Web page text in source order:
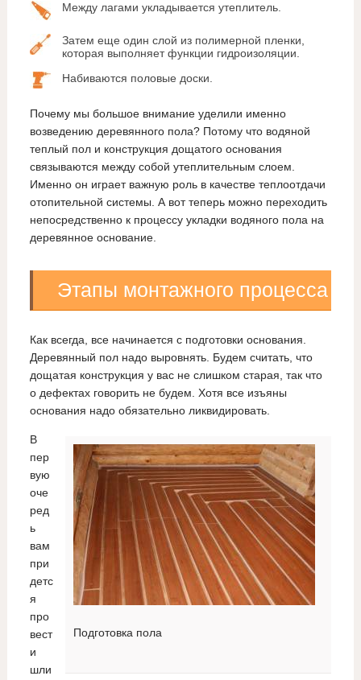
Между лагами укладывается утеплитель.
Затем еще один слой из полимерной пленки,
которая выполняет функции гидроизоляции.
Набиваются половые доски.
Почему мы большое внимание уделили именно
возведению деревянного пола? Потому что водяной
теплый пол и конструкция дощатого основания
связываются между собой утеплительным слоем.
Именно он играет важную роль в качестве теплоотдачи
отопительной системы. А вот теперь можно переходить
непосредственно к процессу укладки водяного пола на
деревянное основание.
Этапы монтажного процесса
Как всегда, все начинается с подготовки основания.
Деревянный пол надо выровнять. Будем считать, что
дощатая конструкция у вас не слишком старая, так что
о дефектах говорить не будем. Хотя все изъяны
основания надо обязательно ликвидировать.
Подготовка пола
В
пер
вую
оче
ред
ь
вам
при
детс
я
про
вест
и
шли